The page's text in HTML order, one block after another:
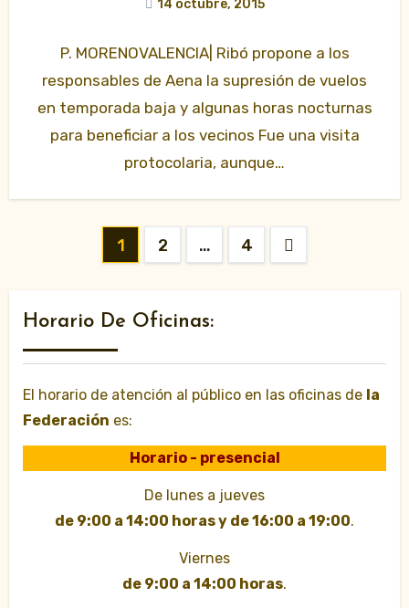
14 octubre, 2015
P. MORENOVALENCIA| Ribó propone a los
responsables de Aena la supresión de vuelos
en temporada baja y algunas horas nocturnas
para beneficiar a los vecinos Fue una visita
protocolaria, aunque…
Paginación
entradas
1 2 … 4
Horario De Oficinas:
El horario de atención al público en las oficinas de la
Federación es:
Horario - presencial
De lunes a jueves
de 9:00 a 14:00 horas y de 16:00 a 19:00.
Viernes
de 9:00 a 14:00 horas.